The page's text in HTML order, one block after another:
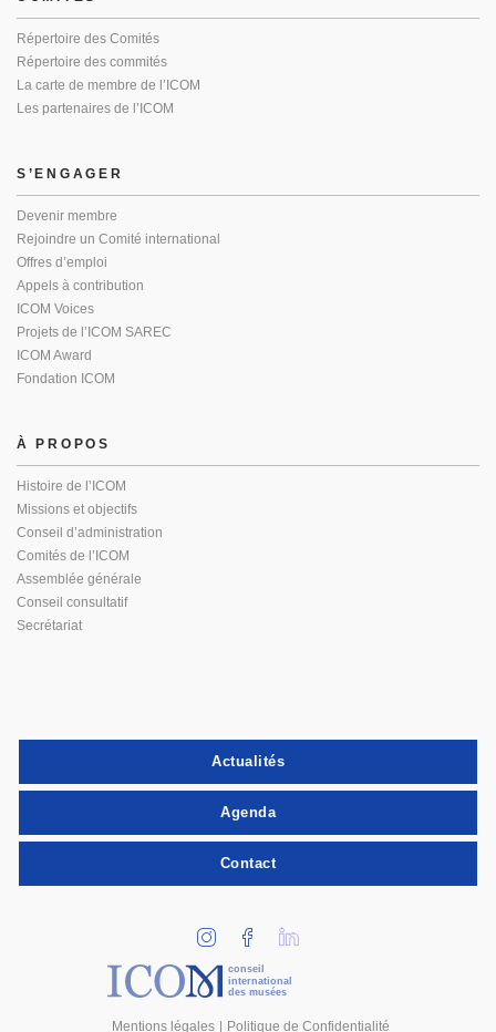
Répertoire des Comités
Répertoire des commités
La carte de membre de l’ICOM
Les partenaires de l’ICOM
S’ENGAGER
Devenir membre
Rejoindre un Comité international
Offres d’emploi
Appels à contribution
ICOM Voices
Projets de l’ICOM SAREC
ICOM Award
Fondation ICOM
À PROPOS
Histoire de l’ICOM
Missions et objectifs
Conseil d’administration
Comités de l’ICOM
Assemblée générale
Conseil consultatif
Secrétariat
Actualités
Agenda
Contact
conseil
international
des musées
Mentions légales Politique de Confidentialité